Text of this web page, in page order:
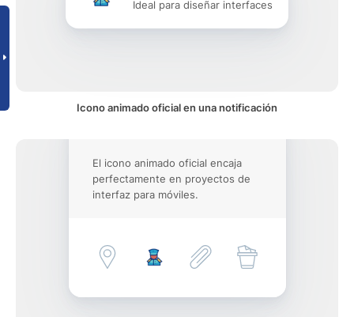
Ideal para diseñar interfaces
Icono animado oficial en una notificación
El icono animado oficial encaja
perfectamente en proyectos de
interfaz para móviles.